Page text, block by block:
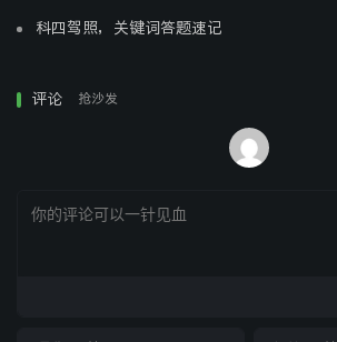
科四驾照，关键词答题速记
评论 抢沙发